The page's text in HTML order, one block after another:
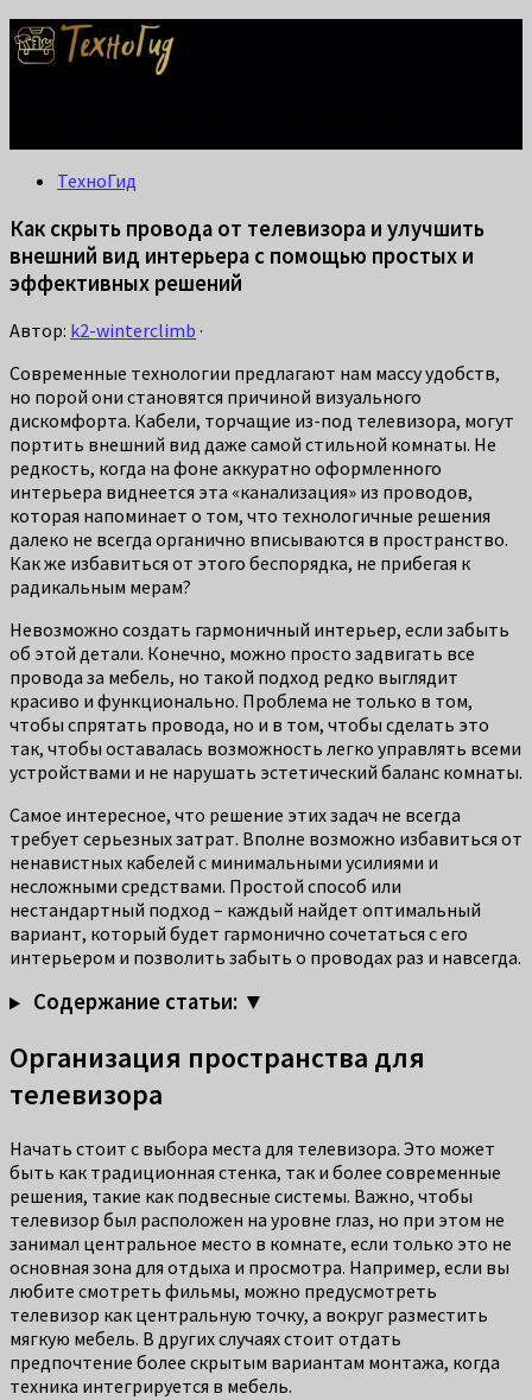
ТехноГид
Как скрыть провода от телевизора и улучшить
внешний вид интерьера с помощью простых и
эффективных решений
Автор: k2-winterclimb ·
Современные технологии предлагают нам массу удобств,
но порой они становятся причиной визуального
дискомфорта. Кабели, торчащие из-под телевизора, могут
портить внешний вид даже самой стильной комнаты. Не
редкость, когда на фоне аккуратно оформленного
интерьера виднеется эта «канализация» из проводов,
которая напоминает о том, что технологичные решения
далеко не всегда органично вписываются в пространство.
Как же избавиться от этого беспорядка, не прибегая к
радикальным мерам?
Невозможно создать гармоничный интерьер, если забыть
об этой детали. Конечно, можно просто задвигать все
провода за мебель, но такой подход редко выглядит
красиво и функционально. Проблема не только в том,
чтобы спрятать провода, но и в том, чтобы сделать это
так, чтобы оставалась возможность легко управлять всеми
устройствами и не нарушать эстетический баланс комнаты.
Самое интересное, что решение этих задач не всегда
требует серьезных затрат. Вполне возможно избавиться от
ненавистных кабелей с минимальными усилиями и
несложными средствами. Простой способ или
нестандартный подход – каждый найдет оптимальный
вариант, который будет гармонично сочетаться с его
интерьером и позволить забыть о проводах раз и навсегда.
Содержание статьи: ▼
Организация пространства для
телевизора
Начать стоит с выбора места для телевизора. Это может
быть как традиционная стенка, так и более современные
решения, такие как подвесные системы. Важно, чтобы
телевизор был расположен на уровне глаз, но при этом не
занимал центральное место в комнате, если только это не
основная зона для отдыха и просмотра. Например, если вы
любите смотреть фильмы, можно предусмотреть
телевизор как центральную точку, а вокруг разместить
мягкую мебель. В других случаях стоит отдать
предпочтение более скрытым вариантам монтажа, когда
техника интегрируется в мебель.